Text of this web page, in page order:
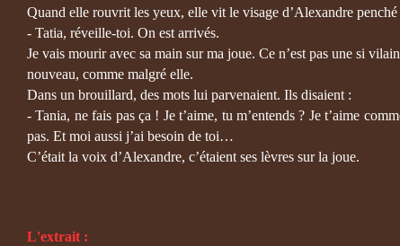
Quand elle rouvrit les yeux, elle vit le visage d’Alexandre
- Tatia, réveille-toi. On est arrivés.
Je vais mourir avec sa main sur ma joue. Ce n’est pas une si
nouveau, comme malgré elle.
Dans un brouillard, des mots lui parvenaient. Ils disaient :
- Tania, ne fais pas ça ! Je t’aime, tu m’entends ? Je t’aime
pas. Et moi aussi j’ai besoin de toi…
C’était la voix d’Alexandre, c’étaient ses lèvres sur la joue.
L'extrait :